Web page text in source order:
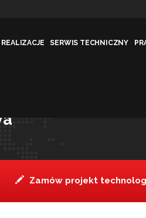
REALIZACJE SERWIS TECHNICZNY
Zamów projekt